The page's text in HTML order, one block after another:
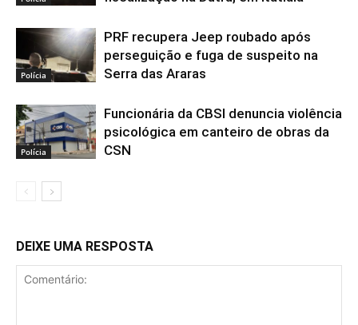
Polícia
PRF recupera Jeep roubado após
perseguição e fuga de suspeito na
Serra das Araras
Polícia
Funcionária da CBSI denuncia violência
psicológica em canteiro de obras da
CSN
DEIXE UMA RESPOSTA